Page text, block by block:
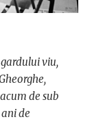
viu,
de sub
de